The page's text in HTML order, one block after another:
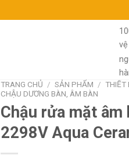
vệ
TRANG CHỦ / SẢN PHẨM / THIẾT
CHẬU DƯƠNG BÀN, ÂM BÀN
Chậu rửa mặt âm
2298V Aqua